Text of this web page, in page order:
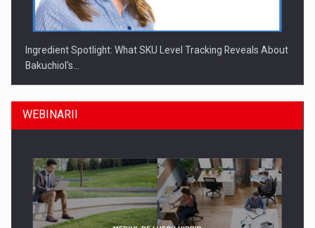
Ingredient Spotlight: What SKU Level Tracking Reveals About
Bakuchiol's…
WEBINARII